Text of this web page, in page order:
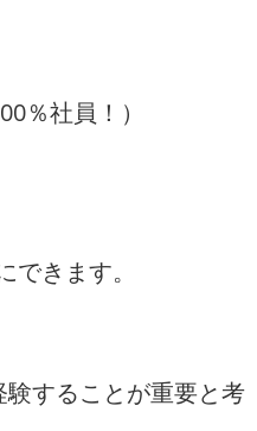
％社員！）
きます。
することが重要と考